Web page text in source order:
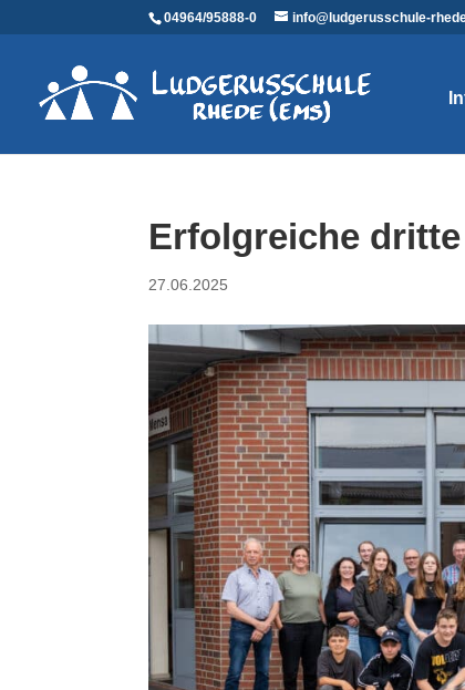
04964/95888-0 info@ludgerusschule-
Erfolgreiche
27.06.2025